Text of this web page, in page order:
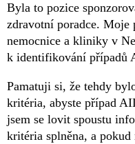
Byla to pozice
zdravotní poradce. Moje
nemocnice a kliniky v
k identifikování případů
Pamatuji si, že tehdy
kritéria, abyste případ
jsem se lovit spoustu
kritéria splněna, a